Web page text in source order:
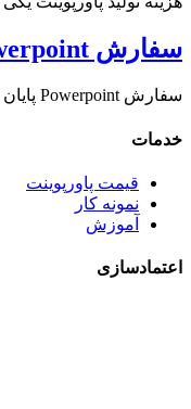
سفارش Powerpoint پایان نامه و انجام صفر تا صد پرزنتیشن جلسه دفاع
سفارش Powerpoint پایان نامه در کلیه رشته‌های دانشگاهی در داخل کشور ایران و خارج در تابستان 1398 همراه با تخفیف ویژه تابستانه قابل انجام است.
خدمات
قیمت پاورپوینت
نمونه کار
آموزش
اعتمادسازی